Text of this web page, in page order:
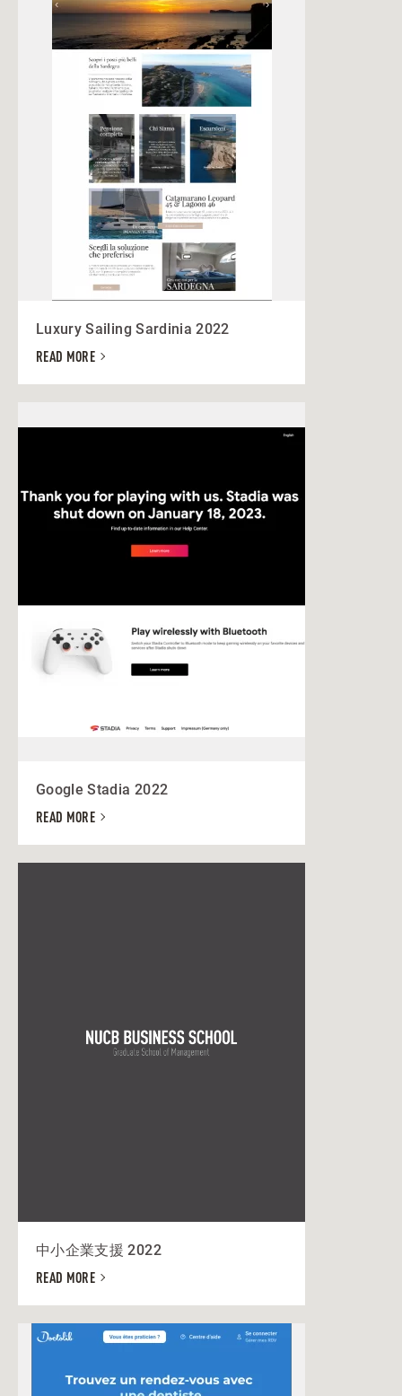
Luxury Sailing Sardinia 2022
READ MORE
Google Stadia 2022
READ MORE
中小企業支援 2022
READ MORE